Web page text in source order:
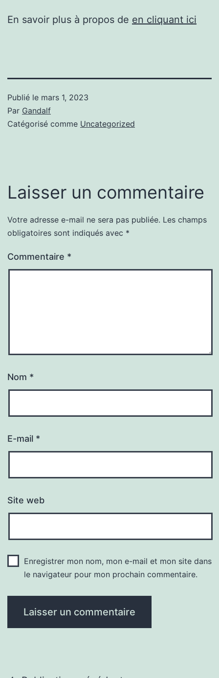
En savoir plus à propos de en cliquant ici
Publié le mars 1, 2023
Par Gandalf
Catégorisé comme Uncategorized
Laisser un commentaire
Votre adresse e-mail ne sera pas publiée. Les champs
obligatoires sont indiqués avec *
Commentaire *
Nom *
E-mail *
Site web
Enregistrer mon nom, mon e-mail et mon site dans
le navigateur pour mon prochain commentaire.